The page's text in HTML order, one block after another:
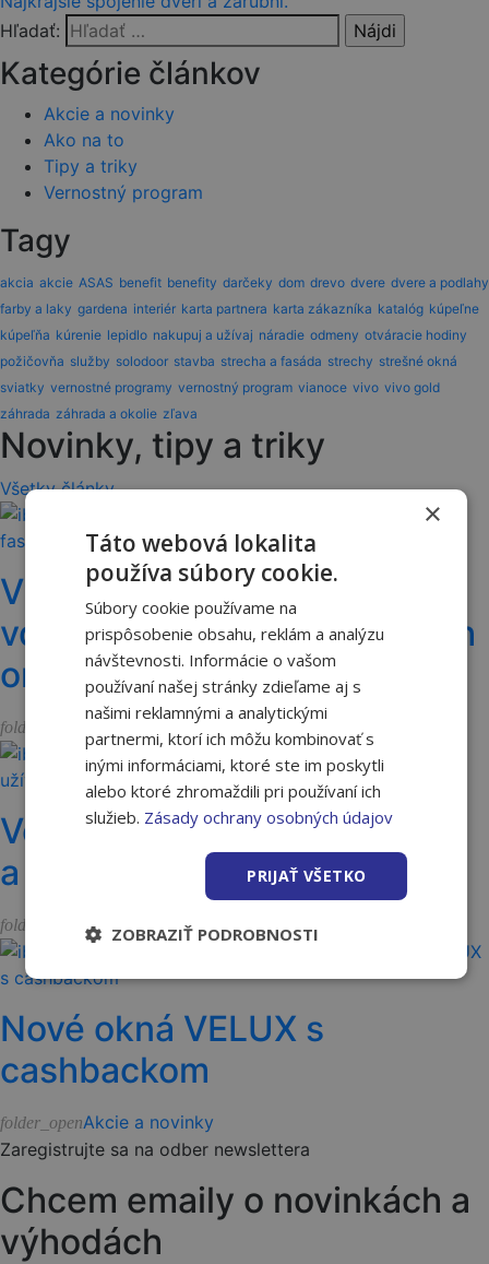
Hľadať:
Kategórie článkov
Akcie a novinky
Ako na to
Tipy a triky
Vernostný program
Tagy
akcia akcie ASAS benefit benefity darčeky dom drevo dvere dvere a podlahy
farby a laky gardena interiér karta partnera karta zákazníka katalóg kúpeľne
kúpeľňa kúrenie lepidlo nakupuj a užívaj náradie odmeny otváracie hodiny
požičovňa služby solodoor stavba strecha a fasáda strechy strešné okná
sviatky vernostné programy vernostný program vianoce vivo vivo gold
záhrada záhrada a okolie zľava
Novinky, tipy a triky
Všetky články
Vyššia odolnosť fasády
vďaka vláknam vo fasádnych
omietkach Ceresit
folder_open Akcie a novinky
Vernostný program Nakupuj
a užívaj 2026 je spustený
folder_open Akcie a novinky
Nové okná VELUX s
cashbackom
folder_openAkcie a novinky
Zaregistrujte sa na odber newslettera
Chcem emaily o novinkách a
výhodách
×
Táto webová lokalita
používa súbory cookie.
Súbory cookie používame na
prispôsobenie obsahu, reklám a analýzu
návštevnosti. Informácie o vašom
používaní našej stránky zdieľame aj s
našimi reklamnými a analytickými
partnermi, ktorí ich môžu kombinovať s
inými informáciami, ktoré ste im poskytli
alebo ktoré zhromaždili pri používaní ich
služieb. Zásady ochrany osobných údajov
PRIJAŤ VŠETKO
ZOBRAZIŤ PODROBNOSTI